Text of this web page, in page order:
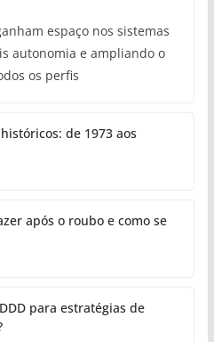
espaço nos sistemas
autonomia e ampliando o
os perfis
de 1973 aos
após o roubo e como se
para estratégias de